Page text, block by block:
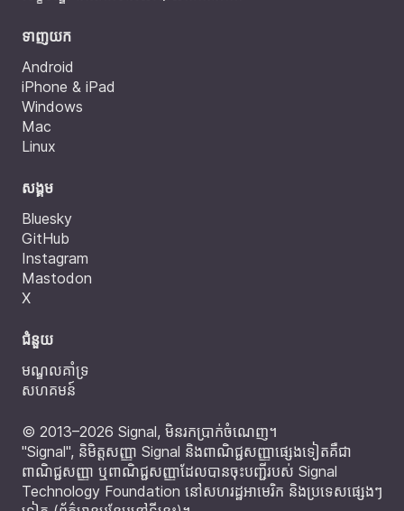
ទាញយក
Android
iPhone & iPad
Windows
Mac
Linux
សង្គម
Bluesky
GitHub
Instagram
Mastodon
X
ជំនួយ
មណ្ឌលគាំទ្រ
សហគមន៍
© 2013–2026 Signal, មិនរកប្រាក់ចំណេញ។
"Signal", និមិត្តសញ្ញា Signal និងពាណិជ្ជសញ្ញាផ្សេងទៀតគឺជា
ពាណិជ្ជសញ្ញា ឬពាណិជ្ជសញ្ញាដែលបានចុះបញ្ជីរបស់ Signal
Technology Foundation នៅសហរដ្ឋអាមេរិក និងប្រទេសផ្សេងៗ